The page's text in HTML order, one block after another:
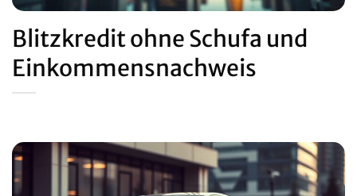
Blitzkredit ohne Schufa und
Einkommensnachweis